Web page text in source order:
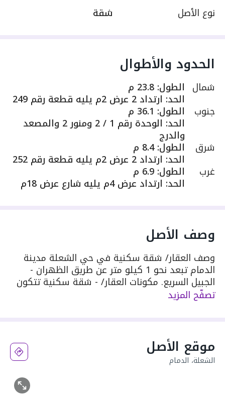
نوع الأصل
شقة
الحدود والأطوال
شمال الطول: 23.8 م
الحد: ارتداد 2 عرض 2م يليه قطعة رقم 249
جنوب الطول: 36.1 م
الحد: الوحدة رقم 1 / 2 ومنور 2 والمصعد
والدرج
شرق الطول:8.4 م
الحد: ارتداد 2 عرض 2م يليه قطعة رقم 252
غرب الطول: 6.9 م
الحد: ارتداد عرض 4م يليه شارع عرض 18م
وصف الأصل
وصف العقار/ شقة سكنية في حي الشعلة مدينة
الدمام تبعد نحو 1 كيلو متر عن طريق الظهران -
الجبيل السريع. مكونات العقار/ - شقة سكنية تتكون
من مجلسين - صالة - مطبخ - 3 غرف - 3 دورات مياه
تصفّح المزيد
موقع الأصل
الشعلة، الدمام